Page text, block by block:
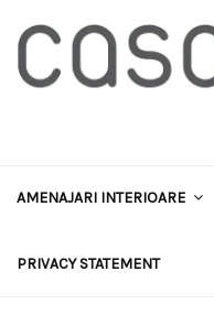
AMENAJARI INTERIOARE
PRIVACY STATEMENT